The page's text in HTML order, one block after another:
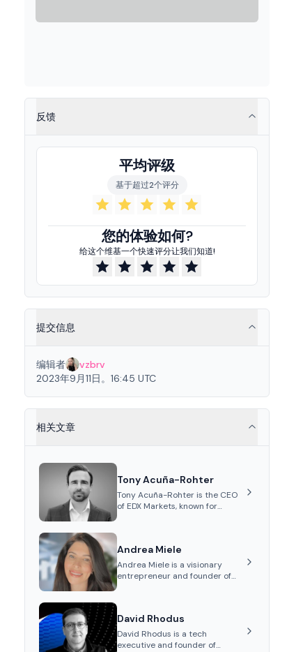
反馈
平均评级
基于超过2个评分
您的体验如何?
给这个维基一个快速评分让我们知道!
提交信息
编辑者
vzbrv
2023年9月11日。16:45 UTC
相关文章
Tony Acuña-Rohter
Tony Acuña-Rohter is the CEO
of EDX Markets, known for
after roles at CME Group and
Cboe Digital—he emphasizes
integrating crypto markets with
traditional finance.
Andrea Miele
Andrea Miele is a visionary
entrepreneur and founder of
collectibles market.
David Rhodus
David Rhodus is a tech
executive and founder of